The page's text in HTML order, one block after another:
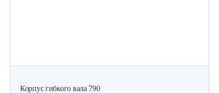
Корпус гибкого вала 790